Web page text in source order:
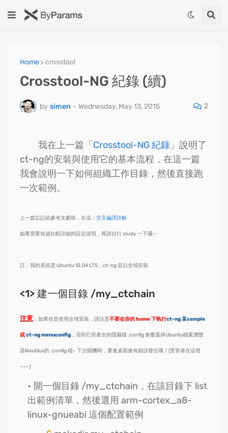
Home crosstool
Crosstool-NG 紀錄 (續)
by simen - Wednesday, May 13, 2015 2
我在上一篇「 Crosstool-NG 紀錄 」說明了
ct-ng的安裝與使用它的基本流程，在這一篇
我會說明一下如何組織工作目錄，然後直接跑
一次範例。
上一篇忘記給參考文獻啦，在這： 交叉編譯詳解
如果需要知道比較詳細的設定說明，再請自行 study 一下囉～
註：我的系統是 Ubuntu 12.04 LTS，ct-ng 是以全域安裝
<1> 建一個目錄 /my_ctchain
注意 ：如果你是使用全域安裝，請注意不要在你的 home 下執行ct-ng 某sample
或ct-ng menuconfig ，否則它所產生的隱藏檔 .config 會覆蓋掉Ubuntu檔案瀏覽
器Nautilus的 .config 檔~ 下次開機時，要進桌面會有錯誤發生哦！(受害者在這裡
~~~)
開一個目錄 /my_ctchain，在該目錄下 list
出範例清單，然後選用 arm-cortex_a8-
linux-gnueabi 這個配置範例